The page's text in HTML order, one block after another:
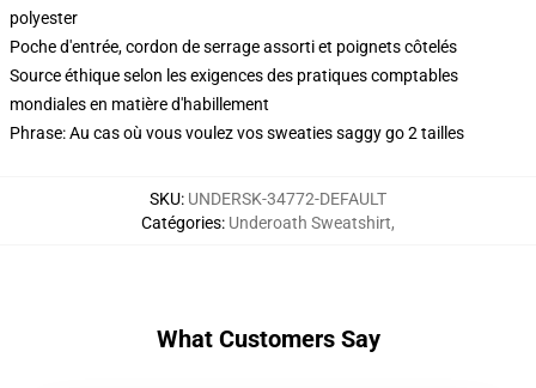
polyester
Poche d'entrée, cordon de serrage assorti et poignets côtelés
Source éthique selon les exigences des pratiques comptables
mondiales en matière d'habillement
Phrase: Au cas où vous voulez vos sweaties saggy go 2 tailles
SKU: UNDERSK-34772-DEFAULT
Catégories: Underoath Sweatshirt,
What Customers Say